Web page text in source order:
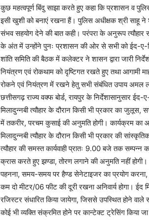
कुछ महत्वपूर्ण बिंदु साझा करते हुए कहा कि प्रशासन व
इसी खुशी को बनाएं रखना हैं। पुलिस अधीक्षक श्री साहू
संभव सहयोग देने की बात कही। परंपरा के अनुरूप त्यौहार
के अंत में उन्होंने पुनः प्रशासन की ओर से सभी को ईद-ए-
शांति समिति की बैठक में कलेक्टर ने शासन द्वारा जारी
नियंत्रण एवं रोकथाम को दृष्टिगत रखते हुए तथा आगामी
रोकने एवं नियंत्रण में रखने हेतु सभी संबंधित उपाय अमल
छत्तीसगढ़ राज्य वक्फ बोर्ड, रायपुर के निर्देशासानुसार
मिलादुन्नबी त्यौहार के दौरान किसी भी प्रकार का जुलूस,
में तकरीर, परचम कुसाई की अनुमति होगी। कार्यक्रम का
मिलादुन्नबी त्यौहार के दौरान किसी भी प्रकार की
त्यौहार की समस्त कार्यवाही प्रातः 9.00 बजे तक
क्रास करते हुए झण्डा, तोरण लगाने की अनुमति नहीं होगी।
पहनना, समय-समय पर हैण्ड सेनेटाइजर का प्रयोग
कम दो मीटर/06 फीट की दूरी रखना अनिवार्य होगा। ईद
रजिस्टर संधारित किया जायेगा, जिससे उपस्थित होने वाले
कोई भी व्यक्ति संक्रमित होने पर कान्टेक्ट ट्रेसिंग किया